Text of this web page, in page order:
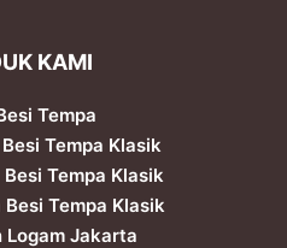
KAMI
Tempa
Tempa Klasik
Tempa Klasik
Tempa Klasik
Logam Jakarta